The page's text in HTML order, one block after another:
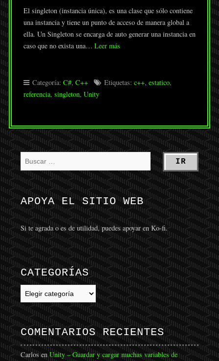
El singleton (instancia única), es una clase que sólo contiene
una instancia y tiene un punto de acceso de manera global a
ella. Un Singleton se encarga de auto generar una instancia en
caso que no exista una… Leer más
Categoría: C#, C++ Etiquetas: c++, estatico,
referencia, singleton, Unity
APOYA EL SITIO WEB
Si te agrada o es de utilidad, puedes apoyar en Ko-fi.
CATEGORÍAS
Categorías
COMENTARIOS RECIENTES
CarlosenUnity – Guardar y cargar muchas variables de